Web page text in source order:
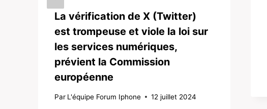
La vérification de X (Twitter)
est trompeuse et viole la loi sur
les services numériques,
prévient la Commission
européenne
Par L'équipe Forum Iphone 12 juillet 2024